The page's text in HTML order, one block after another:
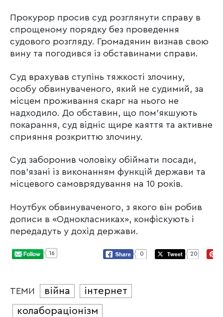
Прокурор просив суд розглянути справу в
спрощеному порядку без проведення
судового розгляду. Громадянин визнав свою
вину та погодився із обставинами справи.
Суд врахував ступінь тяжкості злочину,
особу обвинуваченого, який не судимий, за
місцем проживання скарг на нього не
надходило. До обставин, що пом’якшують
покарання, суд відніс щире каяття та активне
сприяння розкриттю злочину.
Суд заборонив чоловіку обіймати посади,
пов’язані із виконанням функцій держави та
місцевого самоврядування на 10 років.
Ноутбук обвинуваченого, з якого він робив
дописи в «Однокласниках», конфіскують і
передадуть у дохід держави.
16 0 20
ТЕМИ війна
інтернет
колабораціонізм